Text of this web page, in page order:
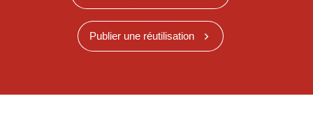
Publier une réutilisation